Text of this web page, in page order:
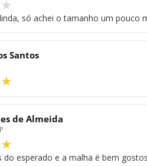
só achei o tamanho um pouco
Santos
de Almeida
do esperado e a malha é bem